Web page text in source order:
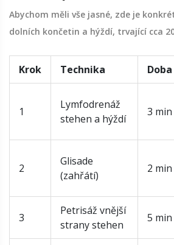
Abychom měli vše jasné, zde je
dolních končetin a hýždí, trvající cca
Krok Technika Doba
1
Lymfodrenáž
stehen a hýždí
3 min
2
Glisade
(zahřátí)
2 min
3
Petrisáž vnější
strany stehen
5 min